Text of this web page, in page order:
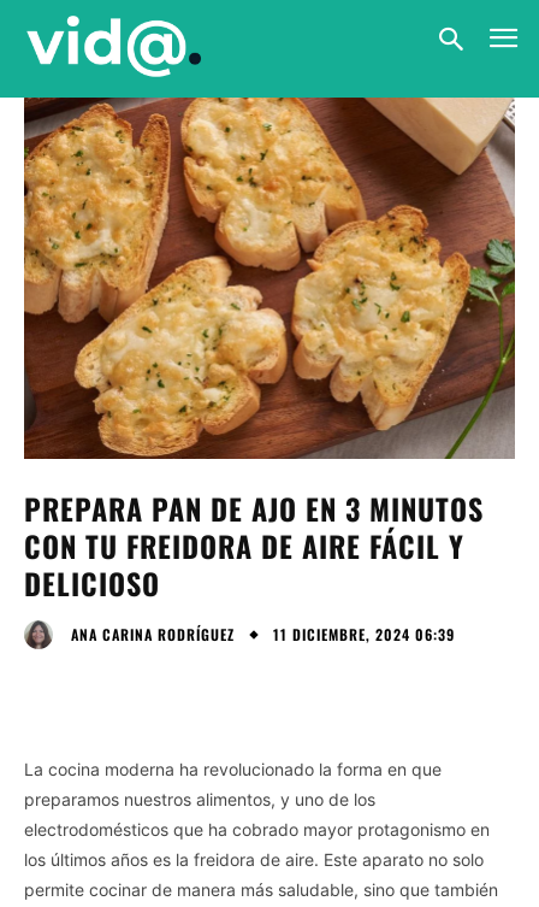
PREPARA PAN DE AJO EN 3 MINUTOS
CON TU FREIDORA DE AIRE FÁCIL Y
DELICIOSO
ANA CARINA RODRÍGUEZ 11 DICIEMBRE, 2024 06:39
La cocina moderna ha revolucionado la forma en que
preparamos nuestros alimentos, y uno de los
electrodomésticos que ha cobrado mayor protagonismo en
los últimos años es la freidora de aire. Este aparato no solo
permite cocinar de manera más saludable, sino que también